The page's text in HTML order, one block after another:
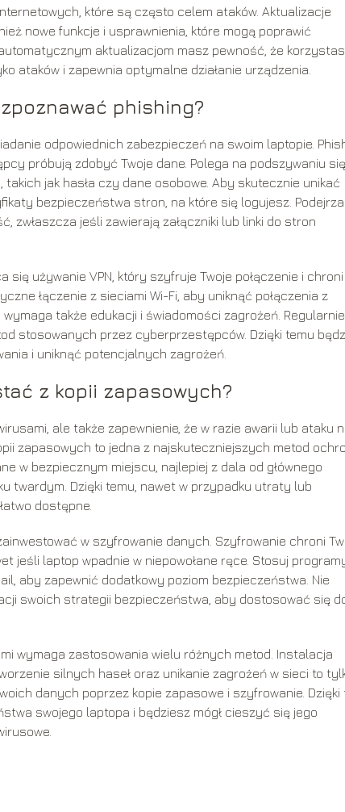
które są często celem ataków. Aktualizacje
nowe funkcje i usprawnienia, które mogą poprawić
aktualizacjom masz pewność, że
ataków i zapewnia optymalne działanie urządzenia.
phishing?
odpowiednich zabezpieczeń na swoim laptopie.
próbują zdobyć Twoje dane. Polega na podszywaniu się
jak hasła czy dane osobowe. Aby skutecznie unikać
bezpieczeństwa stron, na które się logujesz.
zwłaszcza jeśli zawierają załączniki lub linki do stron
używanie VPN, który szyfruje Twoje połączenie i chroni
łączenie z sieciami Wi-Fi, aby uniknąć połączenia z
także edukacji i świadomości zagrożeń. Regularnie
stosowanych przez cyberprzestępców. Dzięki temu
i uniknąć potencjalnych zagrożeń.
z kopii zapasowych?
ale także zapewnienie, że w razie awarii lub ataku
zapasowych to jedna z najskuteczniejszych metod
w bezpiecznym miejscu, najlepiej z dala od głównego
twardym. Dzięki temu, nawet w przypadku utraty lub
dostępne.
w szyfrowanie danych. Szyfrowanie chroni
jeśli laptop wpadnie w niepowołane ręce. Stosuj
aby zapewnić dodatkowy poziom bezpieczeństwa. Nie
swoich strategii bezpieczeństwa, aby dostosować się
wymaga zastosowania wielu różnych metod. Instalacja
silnych haseł oraz unikanie zagrożeń w sieci to
danych poprzez kopie zapasowe i szyfrowanie. Dzięki
swojego laptopa i będziesz mógł cieszyć się jego